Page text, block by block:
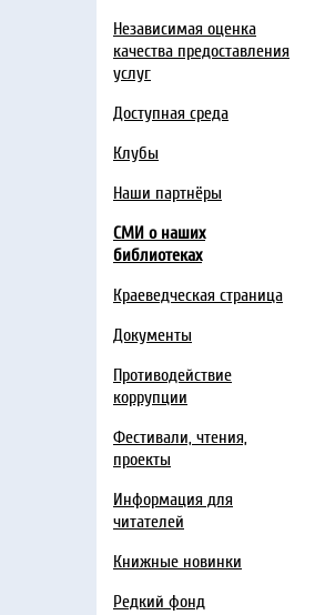
Независимая оценка
качества предоставления
услуг
Доступная среда
Клубы
Наши партнёры
СМИ о наших
библиотеках
Краеведческая страница
Документы
Противодействие
коррупции
Фестивали, чтения,
проекты
Информация для
читателей
Книжные новинки
Редкий фонд